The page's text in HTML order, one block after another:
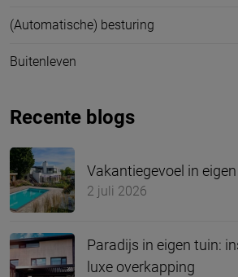
(Automatische) besturing
Buitenleven
Recente blogs
Vakantiegevoel in
2 juli 2026
Paradijs in eigen tuin:
luxe overkapping